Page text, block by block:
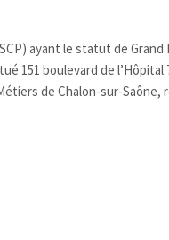
ayant le statut de Grand
151 boulevard de l’Hôpital
de Chalon-sur-Saône,